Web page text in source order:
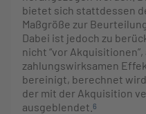
bietet sich stattdessen
Maßgröße zur
Dabei ist jedoch zu
nicht “vor
zahlungswirksamen
bereinigt, berechnet
der mit der Akquisition
ausgeblendet. 6